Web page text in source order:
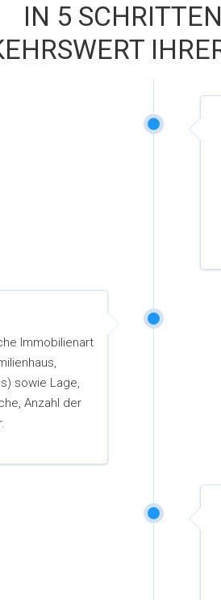
IN 5
Immobilienart
sowie Lage,
Anzahl der